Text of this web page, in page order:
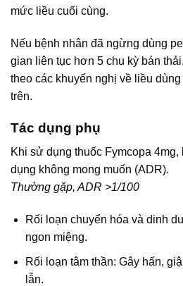
mức liều cuối cùng.
Nếu bệnh nhân đã ngừng dùng
gian liên tục hơn 5 chu kỳ bán
theo các khuyến nghị về liều
trên.
Tác dụng phụ
Khi sử dụng thuốc Fymcopa 4mg,
dụng không mong muốn (ADR).
Thường gặp, ADR >1/100
Rối loạn chuyển hóa và dinh
ngon miệng.
Rối loạn tâm thần: Gây hấn,
lẫn.